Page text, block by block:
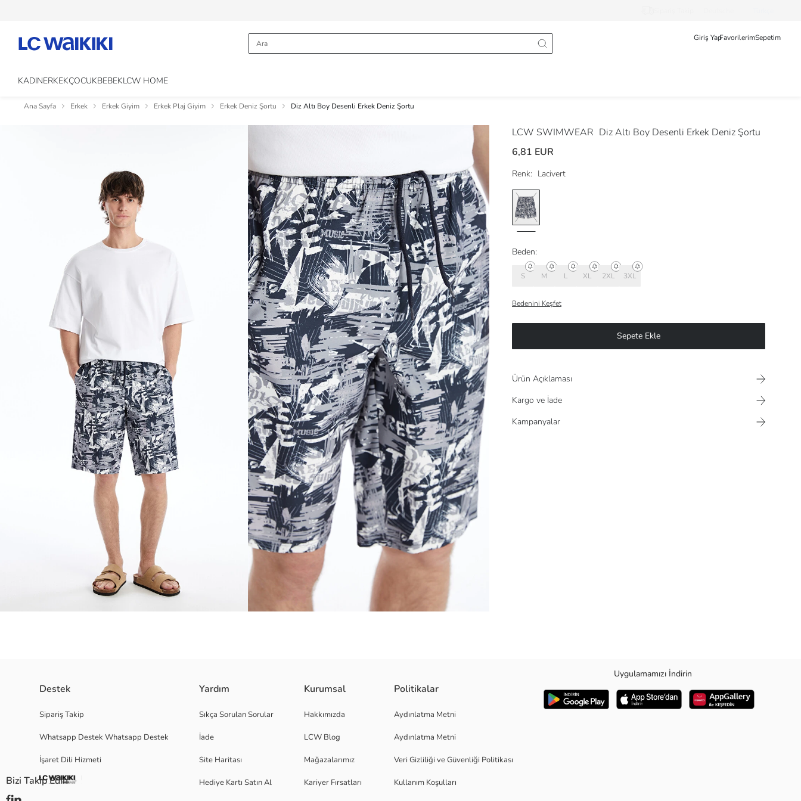
Giriş YapFavorilerimSepetim
KADINERKEKÇOCUKBEBEKLCW HOME
Ana Sayfa Erkek Erkek Giyim Erkek Plaj Giyim Erkek Deniz Şortu Diz Altı Boy Desenli Erkek Deniz Şortu
LCW SWIMWEAR Diz Altı Boy Desenli Erkek Deniz Şortu
6,81 EUR
Renk: Lacivert
Beden:
S M L XL 2XL 3XL
Bedenini Keşfet
Sepete Ekle
Ürün Açıklaması
Kargo ve İade
Kampanyalar
Desenli mikrofiber kumaş, hafif ve suya dayanıklıdır. Beli bağlama detayı ve iki yandan cepleriyle kullanışlı bir tasarıma sahiptir. Hem plajda hem de havuzda stil sahibi olmak için ideal bir seçimdir.
Ana Kumaş:
Marka:
Cinsiyet:
Destek
Sipariş Takip
Whatsapp Destek Whatsapp Destek
İşaret Dili Hizmeti
Yardım
Sıkça Sorulan Sorular
İade
Site Haritası
Hediye Kartı Satın Al
Kurumsal
Hakkımızda
LCW Blog
Mağazalarımız
Kariyer Fırsatları
Politikalar
Aydınlatma Metni
Aydınlatma Metni
Veri Gizliliği ve Güvenliği Politikası
Kullanım Koşulları
Uygulamamızı İndirin
Bizi Takip Edin